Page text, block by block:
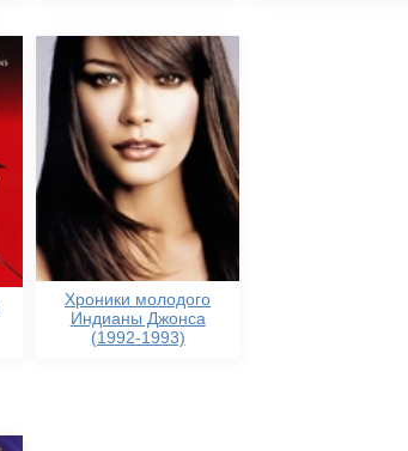
Хроники молодого
Индианы Джонса
(1992-1993)